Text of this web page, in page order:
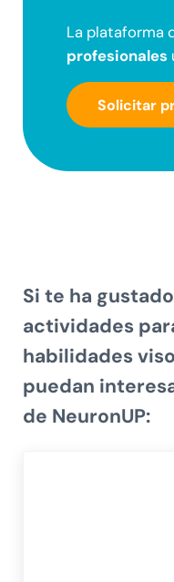
La plataforma
profesionales
Solicitar
Si te ha
actividades
habilidades
puedan
de NeuronUP: